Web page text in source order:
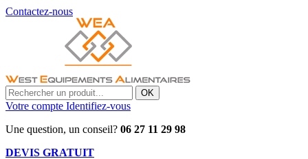
Contactez-nous
OK
Votre compte Identifiez-vous
Une question, un conseil? 06 27 11 29 98
DEVIS GRATUIT